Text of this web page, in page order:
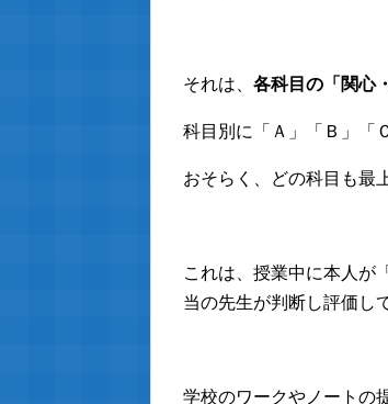
それは、 各科目の「関心
科目別に「Ａ」「Ｂ」「
おそらく、どの科目も最
これは、授業中に本人が
当の先生が判断し評価し
学校のワークやノートの